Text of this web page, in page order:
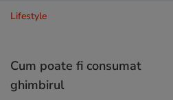
Lifestyle
Cum poate fi consumat
ghimbirul